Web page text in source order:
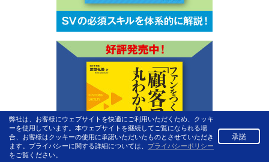
弊社は、お客様にウェブサイトを快適にご利用いただくため、クッキ
ーを使用しています。本ウェブサイトを継続してご覧になられる場
合、お客様はクッキーの使用に承諾いただいたものとさせていただき
ます。プライバシーに関する詳細については、 プライバシーポリシー
をご覧ください。
承諾